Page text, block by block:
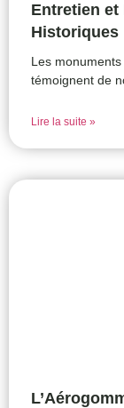
Entretien et
Historiques
Les
témoignent de
Lire la suite »